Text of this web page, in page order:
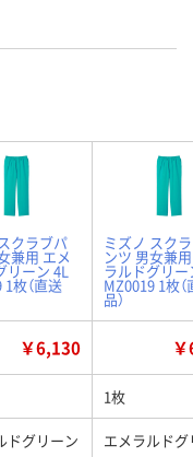
クラブパ
兼用 エメ
リーン 4L
枚（直送
ミズノ スク
ンツ 男女兼
ラルドグリー
MZ0019 1枚（
品）
￥6,130
1枚
ドグリーン エメラルド